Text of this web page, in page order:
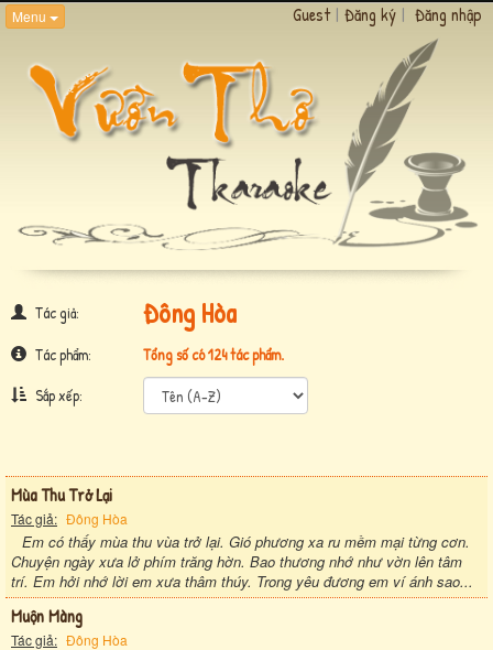
Menu Guest | Đăng ký | Đăng nhập
Tác giả: Đông Hòa
Tác phẩm:
Tổng số có 124 tác phẩm.
Sắp xếp:
Mùa Thu Trở Lại
Tác giả: Đông Hòa
Em có thấy mùa thu vùa trở lại. Gió phương xa ru mềm mại từng cơn.
Chuyện ngày xưa lở phím trăng hờn. Bao thương nhớ như vờn lên tâm
trí. Em hởi nhớ lời em xưa thâm thúy. Trong yêu đương em ví ánh sao...
Muộn Màng
Tác giả: Đông Hòa